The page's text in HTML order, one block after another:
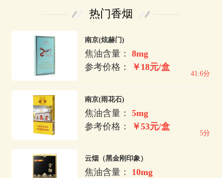
热门香烟
南京(炫赫门)
焦油含量：8mg
参考价格：
￥18元/盒
41.6分
南京(雨花石)
焦油含量：5mg
参考价格：
￥53元/盒
5分
云烟（黑金刚印象）
焦油含量： 10mg